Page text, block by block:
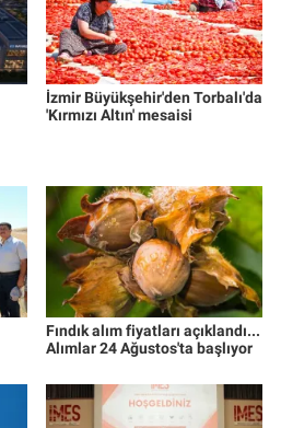
İzmir Büyükşehir'den Torbalı'da
'Kırmızı Altın' mesaisi
Fındık alım fiyatları açıklandı...
Alımlar 24 Ağustos'ta başlıyor